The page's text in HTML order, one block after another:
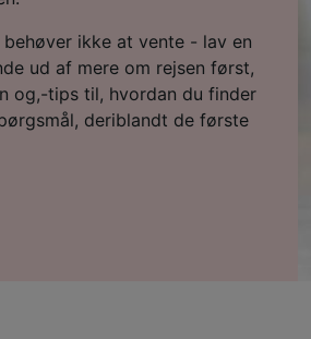
ikke at vente - lav en
ud af mere om rejsen først,
og,-tips til, hvordan du finder
deriblandt de første